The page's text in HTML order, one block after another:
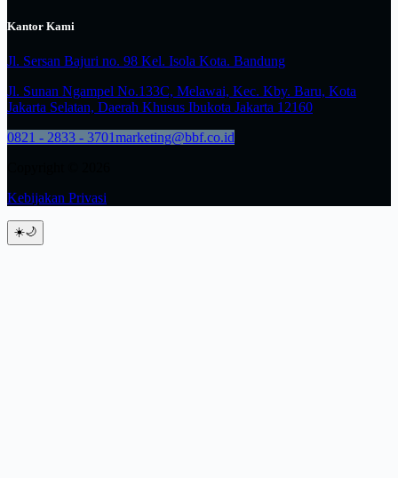
Kantor Kami
Jl. Sersan Bajuri no. 98 Kel. Isola Kota. Bandung
Jl. Sunan Ngampel No.133C, Melawai, Kec. Kby. Baru, Kota
Jakarta Selatan, Daerah Khusus Ibukota Jakarta 12160
0821 - 2833 - 3701marketing@bbf.co.id
Kebijakan Privasi
☀️🌙